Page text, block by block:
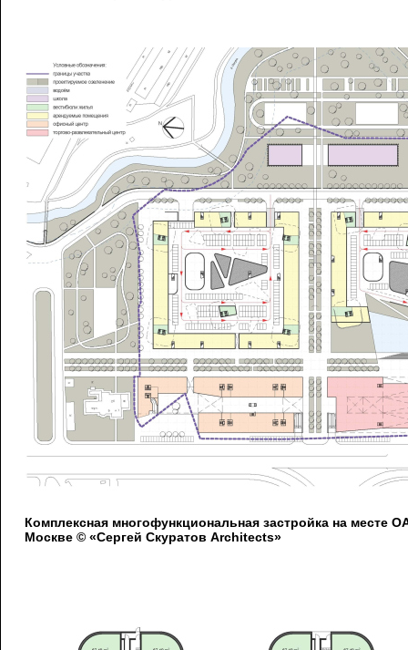
Комплексная многофункциональная застройка на месте
Москве © «Сергей Скуратов Architects»